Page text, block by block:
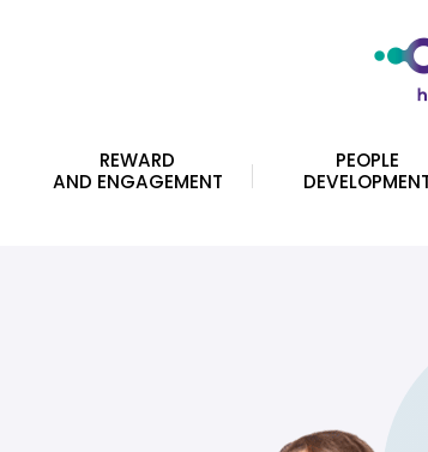
REWARD
AND ENGAGEMENT
PEOPLE